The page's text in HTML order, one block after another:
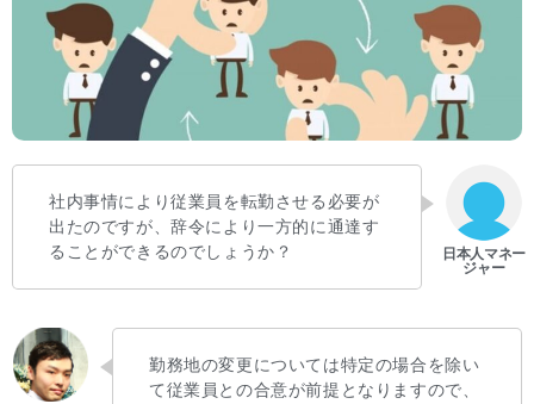
社内事情により従業員を転勤させる必要が
出たのですが、辞令により一方的に通達す
ることができるのでしょうか？
勤務地の変更については特定の場合を除い
て従業員との合意が前提となりますので、